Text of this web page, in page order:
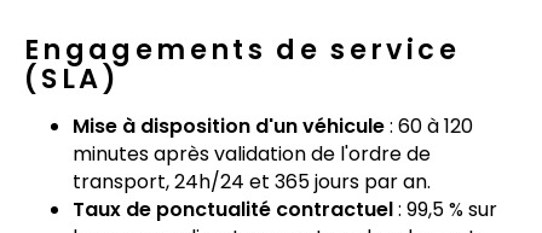
Engagements de service
(SLA)
Mise à disposition d'un véhicule: 60 à 120
minutes après validation de l'ordre de
transport, 24h/24 et 365 jours par an.
Taux de ponctualité contractuel: 99,5 % sur